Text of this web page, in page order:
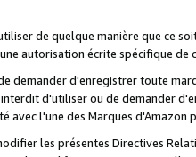
de quelque manière que ce
autorisation écrite spécifique de
demander d'enregistrer toute
d'utiliser ou de demander
avec l'une des Marques
les présentes Directives